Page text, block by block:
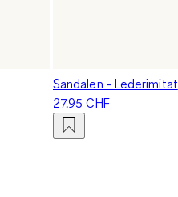
Sandalen - Lederimitat
27.95 CHF